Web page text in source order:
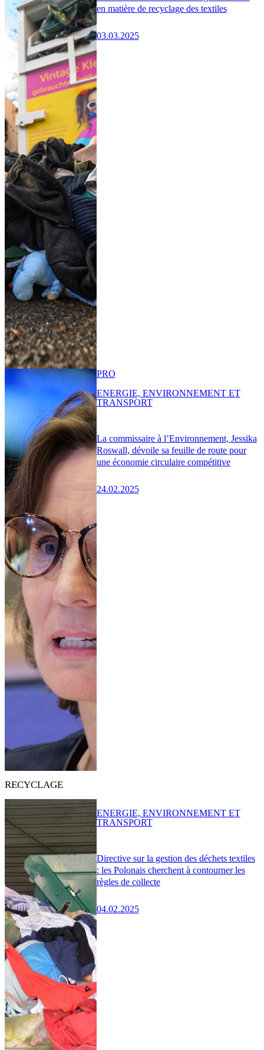
en matière de recyclage des textiles
03.03.2025
La commissaire à l’Environnement, Jessika
Roswall, dévoile sa feuille de route pour
une économie circulaire compétitive
24.02.2025
PRO
ENERGIE, ENVIRONNEMENT ET
TRANSPORT
RECYCLAGE
Directive sur la gestion des déchets textiles
: les Polonais cherchent à contourner les
règles de collecte
04.02.2025
ENERGIE, ENVIRONNEMENT ET
TRANSPORT